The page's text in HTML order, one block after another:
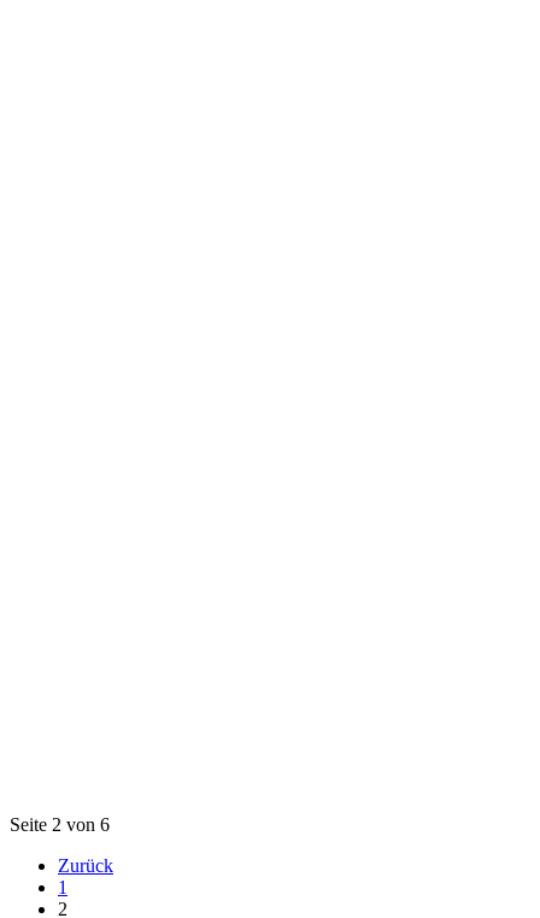
Seite 2 von 6
Zurück
1
2